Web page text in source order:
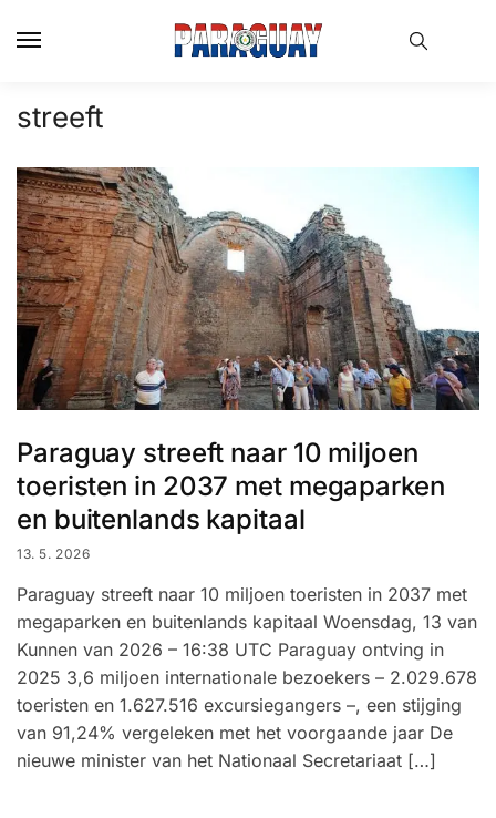
streeft
Paraguay streeft naar 10 miljoen
toeristen in 2037 met megaparken
en buitenlands kapitaal
13. 5. 2026
Paraguay streeft naar 10 miljoen toeristen in 2037 met
megaparken en buitenlands kapitaal Woensdag, 13 van
Kunnen van 2026 – 16:38 UTC Paraguay ontving in
2025 3,6 miljoen internationale bezoekers – 2.029.678
toeristen en 1.627.516 excursiegangers –, een stijging
van 91,24% vergeleken met het voorgaande jaar De
nieuwe minister van het Nationaal Secretariaat […]